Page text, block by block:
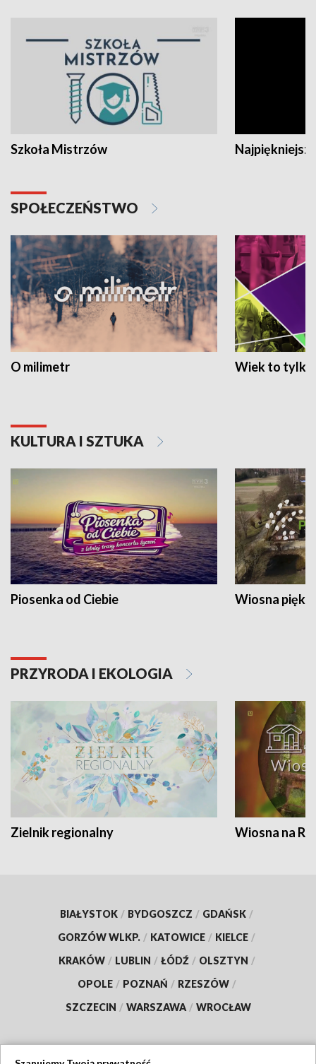
Szkoła Mistrzów
SPOŁECZEŃSTWO
O milimetr Wiek to tylko
KULTURA I SZTUKA
Piosenka od Ciebie Wiosna
PRZYRODA I EKOLOGIA
Zielnik regionalny Wiosna na
BIAŁYSTOK / BYDGOSZCZ / GDAŃSK /
GORZÓW WLKP. / KATOWICE / KIELCE /
KRAKÓW / LUBLIN / ŁÓDŹ / OLSZTYN /
OPOLE / POZNAŃ / RZESZÓW /
SZCZECIN / WARSZAWA / WROCŁAW